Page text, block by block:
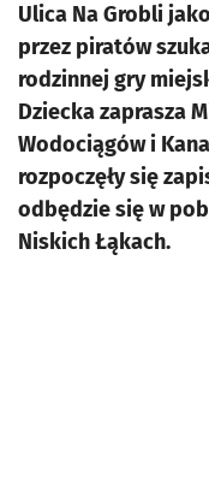
Ulica Na Grobli
przez piratów
rodzinnej gry
Dziecka zaprasza
Wodociągów i
rozpoczęły się
odbędzie się w
Niskich Łąkach.